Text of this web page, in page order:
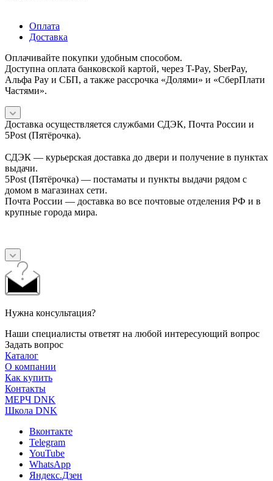
Оплата
Доставка
Оплачивайте покупки удобным способом.
Доступна оплата банковской картой, через T-Pay, SberPay,
Альфа Pay и СБП, а также рассрочка «Долями» и «СберПлати
Частями».
Доставка осуществляется службами СДЭК, Почта России и
5Post (Пятёрочка).
СДЭК — курьерская доставка до двери и получение в пунктах
выдачи.
5Post (Пятёрочка) — постаматы и пункты выдачи рядом с
домом в магазинах сети.
Почта России — доставка во все почтовые отделения РФ и в
крупные города мира.
Нужна консультация?
Наши специалисты ответят на любой интересующий вопрос
Задать вопрос
Каталог
О компании
Как купить
Контакты
МЕРЧ DNK
Школа DNK
Вконтакте
Telegram
YouTube
WhatsApp
Яндекс.Дзен